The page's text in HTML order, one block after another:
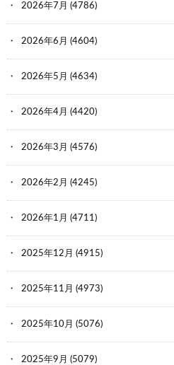
2026年7月 (4786)
2026年6月 (4604)
2026年5月 (4634)
2026年4月 (4420)
2026年3月 (4576)
2026年2月 (4245)
2026年1月 (4711)
2025年12月 (4915)
2025年11月 (4973)
2025年10月 (5076)
2025年9月 (5079)